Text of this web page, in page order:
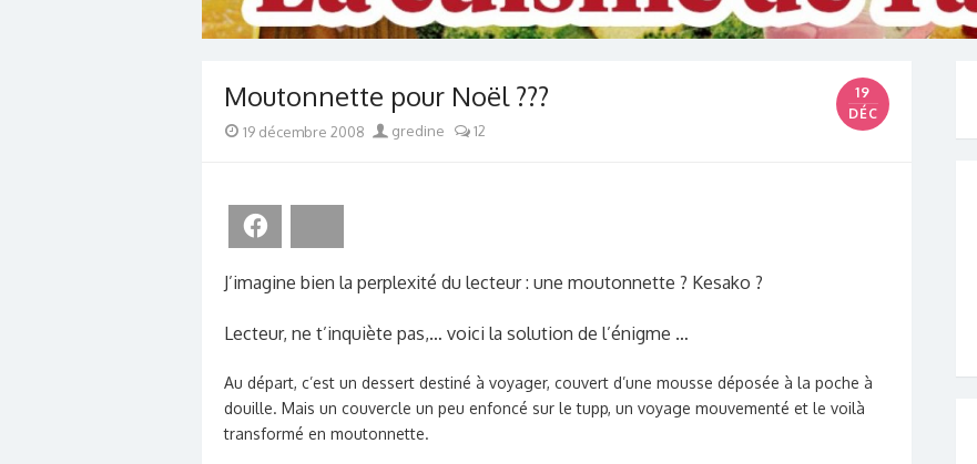
Moutonnette pour Noël ???
19
DÉC
Posted
19 décembre 2008 Author
gredine 12
J’imagine bien la perplexité du lecteur : une moutonnette ? Kesako ?
Lecteur, ne t’inquiète pas,… voici la solution de l’énigme …
Au départ, c’est un dessert destiné à voyager, couvert d’une mousse déposée à la poche à
douille. Mais un couvercle un peu enfoncé sur le tupp, un voyage mouvementé et le voilà
transformé en moutonnette.